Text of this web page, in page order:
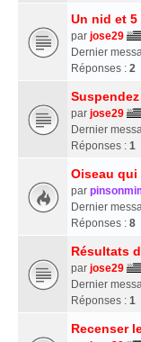
Un nid et
par jose29
Dernier
Réponses : 2
par jose29
Dernier
Réponses : 1
Oiseau
par
Dernier
Réponses : 8
Résultats
par jose29
Dernier
Réponses : 1
Recenser